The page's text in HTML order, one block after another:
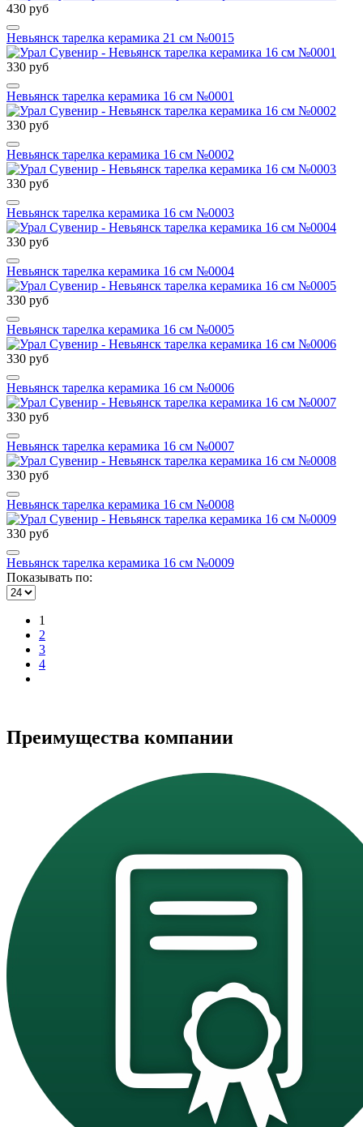
430 руб
Невьянск тарелка керамика 21 см №0015
330 руб
Невьянск тарелка керамика 16 см №0001
330 руб
Невьянск тарелка керамика 16 см №0002
330 руб
Невьянск тарелка керамика 16 см №0003
330 руб
Невьянск тарелка керамика 16 см №0004
330 руб
Невьянск тарелка керамика 16 см №0005
330 руб
Невьянск тарелка керамика 16 см №0006
330 руб
Невьянск тарелка керамика 16 см №0007
330 руб
Невьянск тарелка керамика 16 см №0008
330 руб
Невьянск тарелка керамика 16 см №0009
Показывать по:
1
2
3
4
Преимущества компании